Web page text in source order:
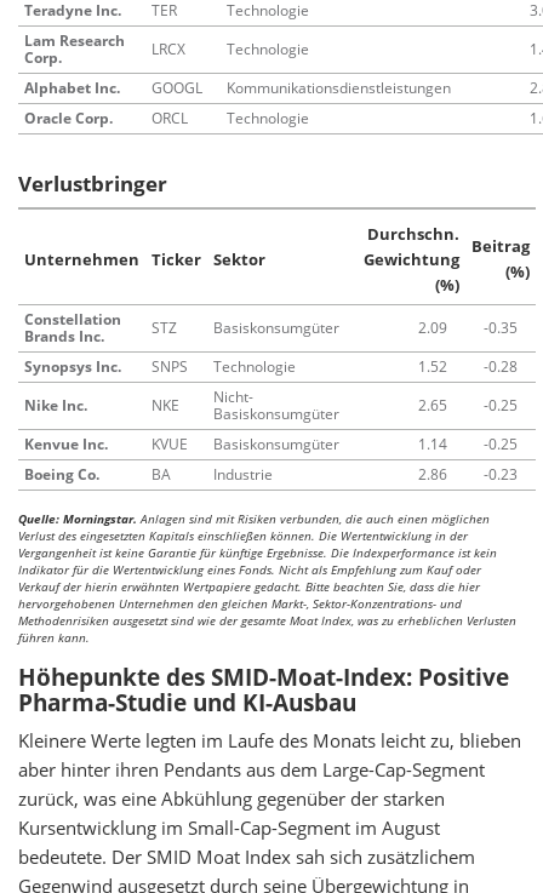
Teradyne Inc.
TER Technologie
Lam Research
Corp.
LRCX Technologie
Alphabet Inc.
GOOGL Kommunikationsdienstleistungen
Oracle Corp.
ORCL Technologie
Verlustbringer
Unternehmen Ticker Sektor
Durchschn.
Gewichtung
(%)
Beitrag
(%)
Constellation
Brands Inc.
STZ Basiskonsumgüter 2.09
-0.35
Synopsys Inc.
SNPS Technologie 1.52
-0.28
Nike Inc.
NKE
Nicht-
Basiskonsumgüter
2.65
-0.25
Kenvue Inc.
KVUE Basiskonsumgüter 1.14
-0.25
Boeing Co.
BA Industrie 2.86 -0.23
Quelle: Morningstar. Anlagen sind mit Risiken verbunden, die auch einen möglichen
Verlust des eingesetzten Kapitals einschließen können. Die Wertentwicklung in der
Vergangenheit ist keine Garantie für künftige Ergebnisse. Die Indexperformance ist kein
Indikator für die Wertentwicklung eines Fonds. Nicht als Empfehlung zum Kauf oder
Verkauf der hierin erwähnten Wertpapiere gedacht. Bitte beachten Sie, dass die hier
hervorgehobenen Unternehmen den gleichen Markt-, Sektor-Konzentrations- und
Methodenrisiken ausgesetzt sind wie der gesamte Moat Index, was zu erheblichen Verlusten
führen kann.
Höhepunkte des SMID-Moat-Index: Positive
Pharma-Studie und KI-Ausbau
Kleinere Werte legten im Laufe des Monats leicht zu, blieben
aber hinter ihren Pendants aus dem Large-Cap-Segment
zurück, was eine Abkühlung gegenüber der starken
Kursentwicklung im Small-Cap-Segment im August
bedeutete. Der SMID Moat Index sah sich zusätzlichem
Gegenwind ausgesetzt durch seine Übergewichtung in